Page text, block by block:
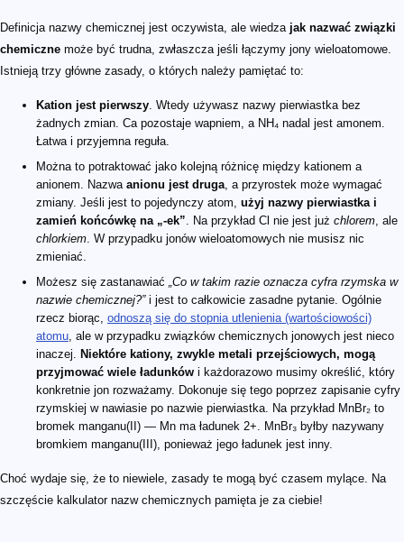
Definicja nazwy chemicznej jest oczywista, ale wiedza jak nazwać związki
chemiczne może być trudna, zwłaszcza jeśli łączymy jony wieloatomowe.
Istnieją trzy główne zasady, o których należy pamiętać to:
Kation jest pierwszy . Wtedy używasz nazwy pierwiastka bez
żadnych zmian. Ca pozostaje wapniem, a NH₄ nadal jest amonem.
Łatwa i przyjemna reguła.
Można to potraktować jako kolejną różnicę między kationem a
anionem. Nazwa anionu jest druga , a przyrostek może wymagać
zmiany. Jeśli jest to pojedynczy atom, użyj nazwy pierwiastka i
zamień końcówkę na „-ek” . Na przykład Cl nie jest już chlorem , ale
chlorkiem . W przypadku jonów wieloatomowych nie musisz nic
zmieniać.
Możesz się zastanawiać „Co w takim razie oznacza cyfra rzymska w
nazwie chemicznej?”i jest to całkowicie zasadne pytanie. Ogólnie
rzecz biorąc, odnoszą się do stopnia utlenienia (wartościowości)
atomu , ale w przypadku związków chemicznych jonowych jest nieco
inaczej. Niektóre kationy, zwykle metali przejściowych, mogą
przyjmować wiele ładunków i każdorazowo musimy określić, który
konkretnie jon rozważamy. Dokonuje się tego poprzez zapisanie cyfry
rzymskiej w nawiasie po nazwie pierwiastka. Na przykład MnBr₂ to
bromek manganu(II) — Mn ma ładunek 2+. MnBr₃ byłby nazywany
bromkiem manganu(III), ponieważ jego ładunek jest inny.
Choć wydaje się, że to niewiele, zasady te mogą być czasem mylące. Na
szczęście kalkulator nazw chemicznych pamięta je za ciebie!